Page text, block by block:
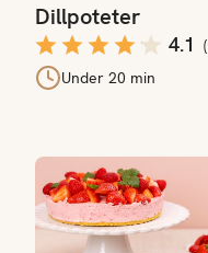
Dillpoteter
4.1 (
Under 20 min
Ostekake med